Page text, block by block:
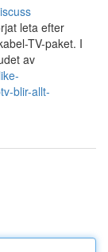
leta efter
TV-paket. I
av
blir-allt-